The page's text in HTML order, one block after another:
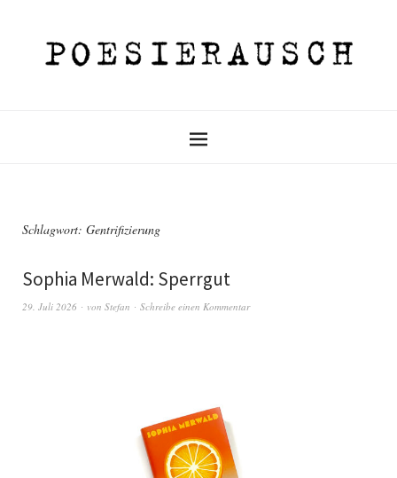
Schlagwort: Gentrifizierung
Sophia Merwald: Sperrgut
29. Juli 2026 von Stefan Schreibe einen Kommentar